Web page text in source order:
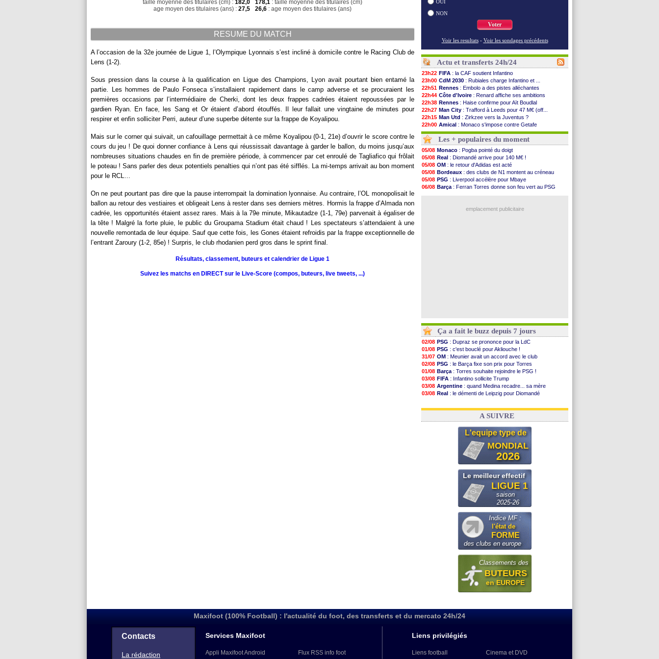
taille moyenne des titulaires (cm) : 182,0
age moyen des titulaires (ans) : 27,5
178,1 : taille moyenne des titulaires (cm)
26,6 : age moyen des titulaires (ans)
RESUME DU MATCH
A l’occasion de la 32e journée de Ligue 1, l’Olympique Lyonnais s’est incliné à domicile contre le Racing Club de
Lens (1-2).
Sous pression dans la course à la qualification en Ligue des Champions, Lyon avait pourtant bien entamé la
partie. Les hommes de Paulo Fonseca s’installaient rapidement dans le camp adverse et se procuraient les
premières occasions par l’intermédiaire de Cherki, dont les deux frappes cadrées étaient repoussées par le
gardien Ryan. En face, les Sang et Or étaient d’abord étouffés. Il leur fallait une vingtaine de minutes pour
respirer et enfin solliciter Perri, auteur d’une superbe détente sur la frappe de Koyalipou.
Mais sur le corner qui suivait, un cafouillage permettait à ce même Koyalipou (0-1, 21e) d’ouvrir le score contre le
cours du jeu ! De quoi donner confiance à Lens qui réussissait davantage à garder le ballon, du moins jusqu’aux
nombreuses situations chaudes en fin de première période, à commencer par cet enroulé de Tagliafico qui frôlait
le poteau ! Sans parler des deux potentiels penalties qui n’ont pas été sifflés. La mi-temps arrivait au bon moment
pour le RCL…
On ne peut pourtant pas dire que la pause interrompait la domination lyonnaise. Au contraire, l’OL monopolisait le
ballon au retour des vestiaires et obligeait Lens à rester dans ses derniers mètres. Hormis la frappe d’Almada non
cadrée, les opportunités étaient assez rares. Mais à la 79e minute, Mikautadze (1-1, 79e) parvenait à égaliser de
la tête ! Malgré la forte pluie, le public du Groupama Stadium était chaud ! Les spectateurs s’attendaient à une
nouvelle remontada de leur équipe. Sauf que cette fois, les Gones étaient refroidis par la frappe exceptionnelle de
l’entrant Zaroury (1-2, 85e) ! Surpris, le club rhodanien perd gros dans le sprint final.
Résultats, classement, buteurs et calendrier de Ligue 1
Suivez les matchs en DIRECT sur le Live-Score (compos, buteurs, live tweets, ...)
OUI
NON
Voter
Voir les resultats - Voir les sondages précédents
Actu et transferts 24h/24
23h22 FIFA : la CAF soutient Infantino
23h00 CdM 2030 : Rubiales charge Infantino et ...
22h51 Rennes : Embolo a des pistes alléchantes
22h44 Côte d'Ivoire : Renard affiche ses ambitions
22h38 Rennes : Haise confirme pour Aït Boudlal
22h27 Man City : Trafford à Leeds pour 47 M€ (off...
22h15 Man Utd : Zirkzee vers la Juventus ?
22h00 Amical : Monaco s'impose contre Getafe
21h48 Nantes: Der Zakarian et sa relation avec Kita
21h39
OM: le club prêt à libérer Kondogbia ?
21h26 Monaco: le message touchant d'Akliouche
21h05
FIFA: Tebas en remet une couche
20h47
FIFA : l'UEFA maintient la pression
20h30
PSG: Tebas encense Luis Enrique
20h18
Real: Vinicius jusqu'en 2032 (officiel)
20h04
Lyon: Mangala va rejoindre Getafe
19h47
OM: une offre refusée pour Aguerd
: Akliouche a signé (officiel)
Les + populaires du moment
05/08 Monaco : Pogba pointé du doigt
05/08 Real : Diomandé arrive pour 140 M€ !
05/08 OM : le retour d'Adidas est acté
05/08 Bordeaux : des clubs de N1 montent au créneau
05/08 PSG : Liverpool accélère pour Mbaye
06/08 Barça : Ferran Torres donne son feu vert au PSG
emplacement publicitaire
Ça a fait le buzz depuis 7 jours
02/08 PSG : Dupraz se prononce pour la LdC
01/08 PSG : c'est bouclé pour Akliouche !
31/07 OM : Meunier avait un accord avec le club
02/08 PSG : le Barça fixe son prix pour Torres
01/08 Barça : Torres souhaite rejoindre le PSG !
03/08 FIFA : Infantino sollicite Trump
03/08 Argentine : quand Medina recadre... sa mère
03/08 Real : le démenti de Leipzig pour Diomandé
31/07 FIFA: le conseiller d'Infantino démissionne !
A SUIVRE
L'equipe type de
MONDIAL
2026
Le meilleur effectif
LIGUE 1
saison
2025-26
Indice MF :
l'état de
FORME
des clubs en europe
Classements des
BUTEURS
en EUROPE
Maxifoot (100% Football) : l'actualité du foot, des transferts et du mercato 24h/24
Contacts
La rédaction
Services Maxifoot
Appli Maxifoot Android
Flux RSS info foot
Liens privilégiés
Liens football
Cinema et DVD